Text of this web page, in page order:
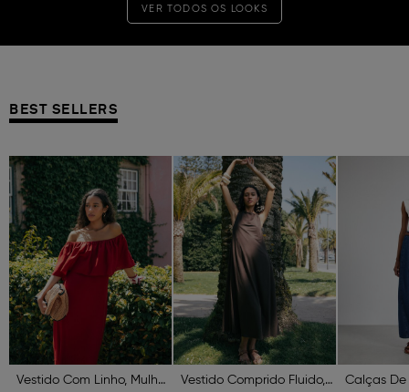
VER TODOS OS LOOKS
BEST SELLERS
Previous Next
Vestido Com Linho, Mulher, Vermelho Escuro
Previous Next
Vestido Comprido Fluido, Mulher, Castanho Escuro